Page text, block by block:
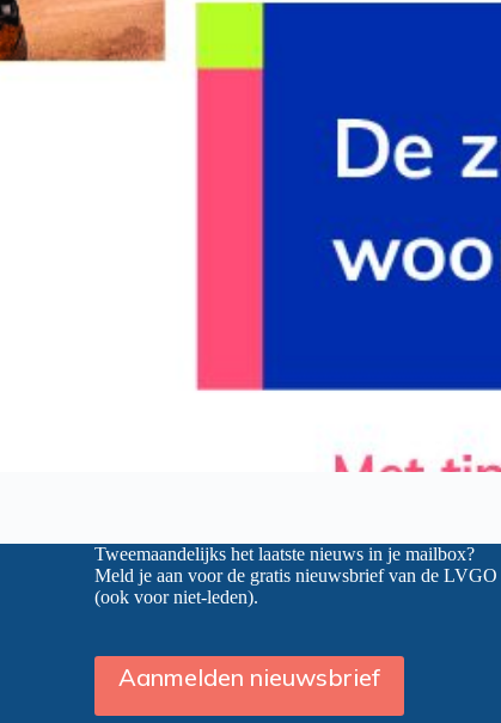
Tweemaandelijks het laatste nieuws in je mailbox?
Meld je aan voor de gratis nieuwsbrief van de LVGO
(ook voor niet-leden).
Aanmelden nieuwsbrief